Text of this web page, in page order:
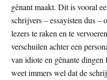
gênant maakt. Dit is vooral
schrijvers – essayisten dus –
lezers te raken en te
verschuilen achter een
van idiote en gênante dingen
weet immers wel dat de